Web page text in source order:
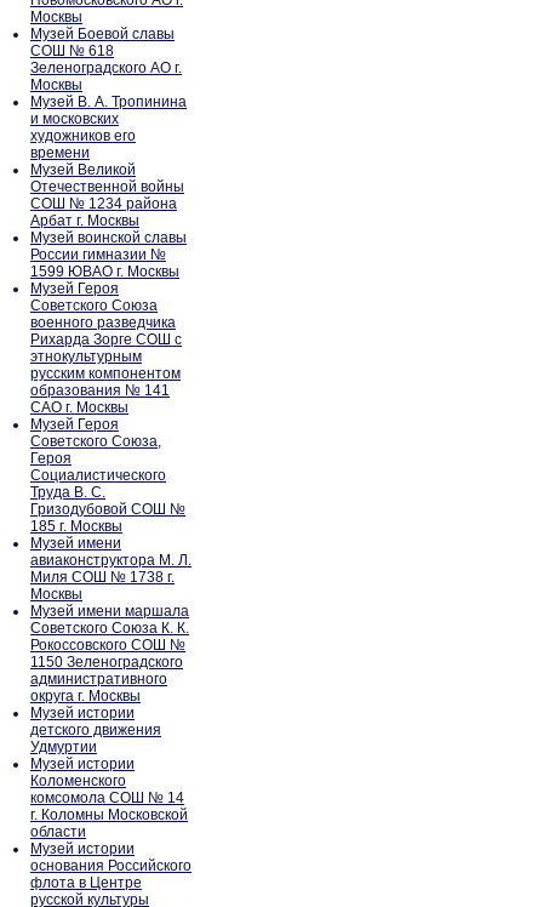
Москвы
Музей Боевой славы
СОШ № 618
Зеленоградского АО г.
Москвы
Музей В. А. Тропинина
и московских
художников его
времени
Музей Великой
Отечественной войны
СОШ № 1234 района
Арбат г. Москвы
Музей воинской славы
России гимназии №
1599 ЮВАО г. Москвы
Музей Героя
Советского Союза
военного разведчика
Рихарда Зорге СОШ с
этнокультурным
русским компонентом
образования № 141
САО г. Москвы
Музей Героя
Советского Союза,
Героя
Социалистического
Труда В. С.
Гризодубовой СОШ №
185 г. Москвы
Музей имени
авиаконструктора М. Л.
Миля СОШ № 1738 г.
Москвы
Музей имени маршала
Советского Союза К. К.
Рокоссовского СОШ №
1150 Зеленоградского
административного
округа г. Москвы
Музей истории
детского движения
Удмуртии
Музей истории
Коломенского
комсомола СОШ № 14
г. Коломны Московской
области
Музей истории
основания Российского
флота в Центре
русской культуры